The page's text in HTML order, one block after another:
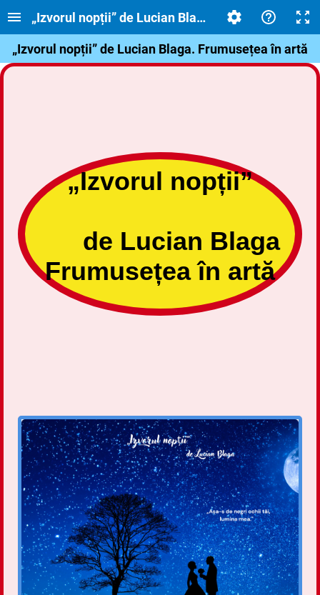
„Izvorul nopții” de Lucian Blaga. Frumusețea în
„Izvorul nopții” de Lucian Blaga. Frumusețea în artă
„Izvorul nopții”
de Lucian Blaga
Frumusețea în artă